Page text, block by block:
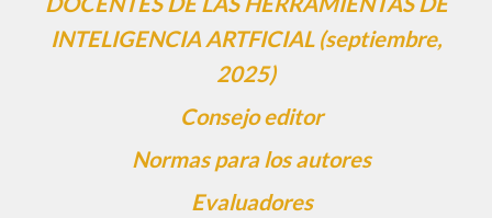
INTELIGENCIA ARTFICIAL (septiembre,
2025)
Consejo editor
Normas para los autores
Evaluadores